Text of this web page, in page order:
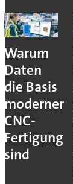
Warum
Daten
die Basis
moderner
CNC-
Fertigung
sind